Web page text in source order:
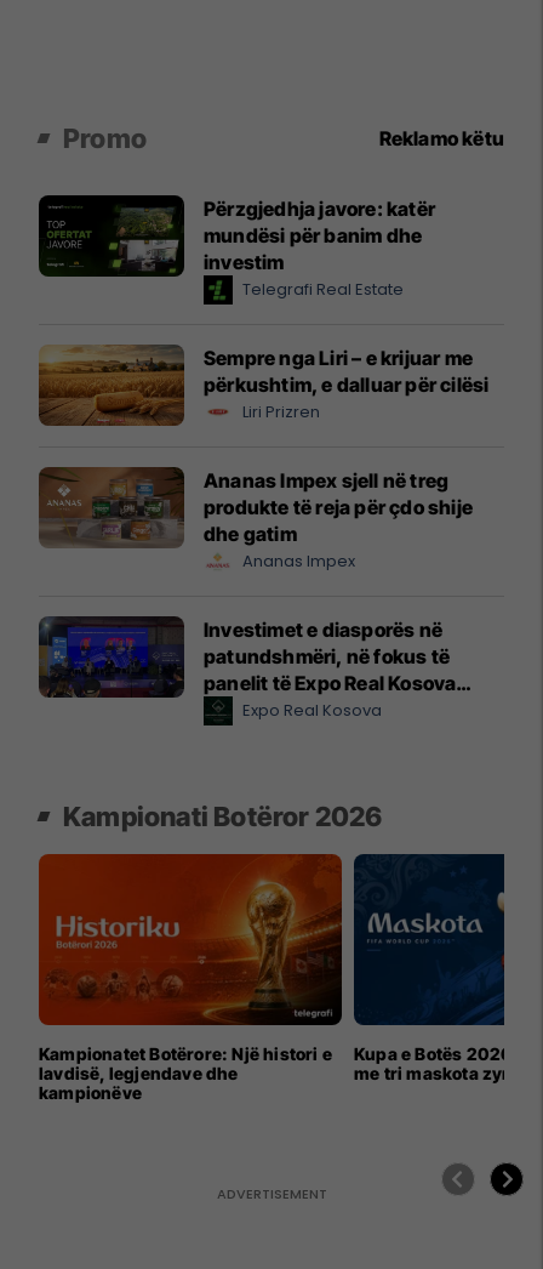
Promo Reklamo këtu
Përzgjedhja javore: katër
mundësi për banim dhe
investim
Telegrafi Real Estate
Sempre nga Liri – e krijuar me
përkushtim, e dalluar për cilësi
Liri Prizren
Ananas Impex sjell në treg
produkte të reja për çdo shije
dhe gatim
Ananas Impex
Investimet e diasporës në
patundshmëri, në fokus të
panelit të Expo Real Kosova
2026Expo Real Kosova
Kampionati Botëror 2026
Kampionatet Botërore: Një histori e
lavdisë, legjendave dhe
kampionëve
Kupa e Botës 2026
me tri maskota zyrtare